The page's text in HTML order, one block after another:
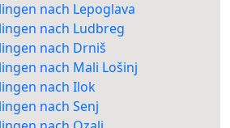
nach Lepoglava
nach Ludbreg
nach Drniš
nach Mali Lošinj
nach Ilok
nach Senj